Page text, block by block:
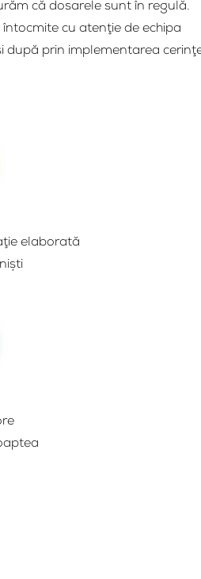
că dosarele sunt în regulă.
cu atenţie de echipa
după prin implementarea
elaborată